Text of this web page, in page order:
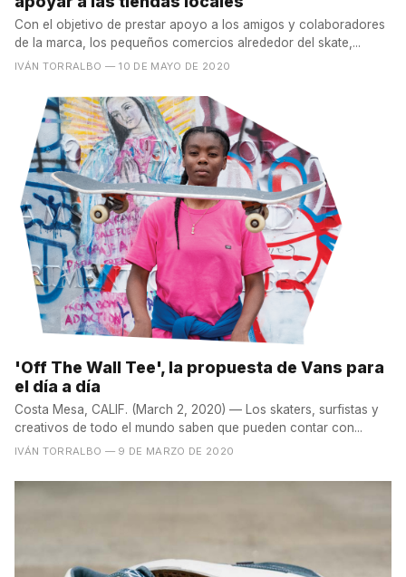
Con el objetivo de prestar apoyo a los amigos y colaboradores
de la marca, los pequeños comercios alrededor del skate,...
IVÁN TORRALBO — 10 DE MAYO DE 2020
'Off The Wall Tee', la propuesta de Vans para
el día a día
Costa Mesa, CALIF. (March 2, 2020) –– Los skaters, surfistas y
creativos de todo el mundo saben que pueden contar con...
IVÁN TORRALBO — 9 DE MARZO DE 2020